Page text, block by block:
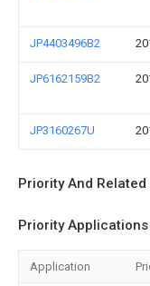
JP4403496B2
JP6162159B2
JP3160267U
Priority And
Priority Applications
Application